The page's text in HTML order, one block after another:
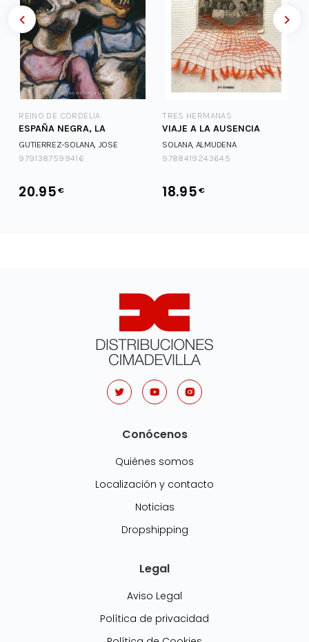
REINO DE CORDELIA
ESPAÑA NEGRA, LA
GUTIERREZ-SOLANA, JOSE
9791387599416
20.95€
TRES HERMANAS
VIAJE A LA AUSENCIA
SOLANA, ALMUDENA
9788419243645
18.95€
Conócenos
Quiénes somos
Localización y contacto
Noticias
Dropshipping
Legal
Aviso Legal
Política de privacidad